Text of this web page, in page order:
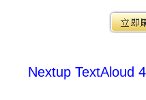
Nextup TextAloud